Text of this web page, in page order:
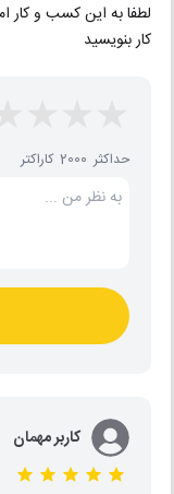
لطفا به این کسب و کار
کار بنویسید
حداکثر 2000 کاراکتر
کاربر مهمان